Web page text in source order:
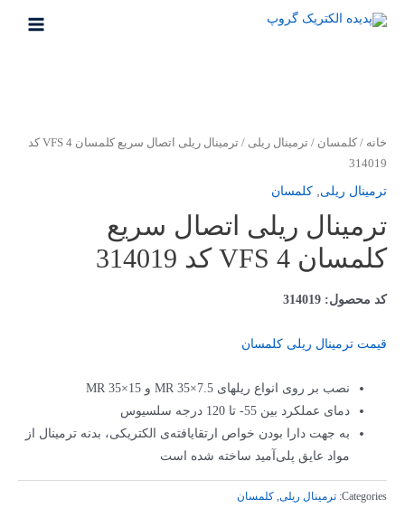
خانه / کلمسان / ترمینال ریلی
/ ترمینال ریلی اتصال سریع کلمسان VFS 4 کد
314019
ترمینال ریلی, کلمسان
ترمینال ریلی اتصال سریع
کلمسان VFS 4 کد 314019
کد محصول: 314019
قیمت ترمینال ریلی کلمسان
نصب بر روی انواع ریل­های MR 35×7.5 و MR 35×15
دمای عملکرد بین 55- تا 120 درجه سلسیوس
به جهت دارا بودن خواص ارتقایافته‌ی الکتریکی، بدنه ترمینال از
مواد عایق پلی‌آمید ساخته شده است
Categories: ترمینال ریلی کلمسان